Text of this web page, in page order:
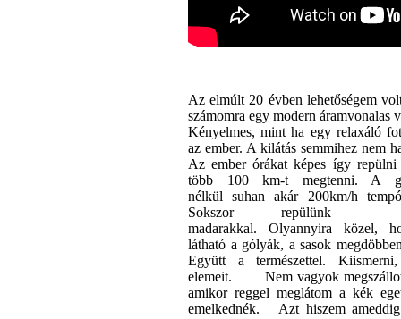
Az elmúlt 20 évben lehetőségem
számomra egy modern áramvonalas
Kényelmes, mint ha egy relaxáló
az ember. A kilátás semmihez nem
Az ember órákat képes így repülni
több 100 km-t megtenni. A
nélkül suhan akár 200km/h
Sokszor repülünk
madarakkal. Olyannyira közel,
látható a gólyák, a sasok
Együtt a természettel.
elemeit. Nem vagyok
amikor reggel meglátom a kék
emelkednék. Azt hiszem